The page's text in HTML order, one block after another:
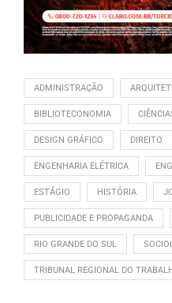
ADMINISTRAÇÃO
BIBLIOTECONOMIA
DESIGN GRÁFICO DIREITO
ENGENHARIA ELÉTRICA
ESTÁGIO HISTÓRIA
PUBLICIDADE E PROPAGANDA
RIO GRANDE DO SUL
TRIBUNAL REGIONAL DO